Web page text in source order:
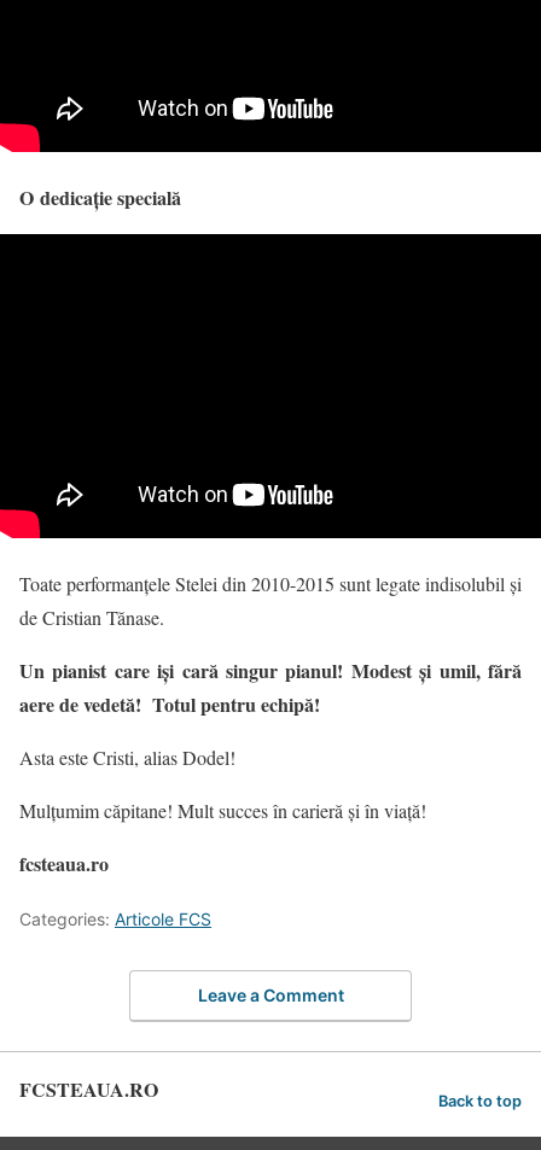
O dedicație specială
Toate performanțele Stelei din 2010-2015 sunt legate indisolubil și
de Cristian Tănase.
Un pianist care iși cară singur pianul! Modest și umil, fără
aere de vedetă! Totul pentru echipă!
Asta este Cristi, alias Dodel!
Mulțumim căpitane! Mult succes în carieră și în viață!
fcsteaua.ro
Categories: Articole FCS
Leave a Comment
FCSTEAUA.RO Back to top